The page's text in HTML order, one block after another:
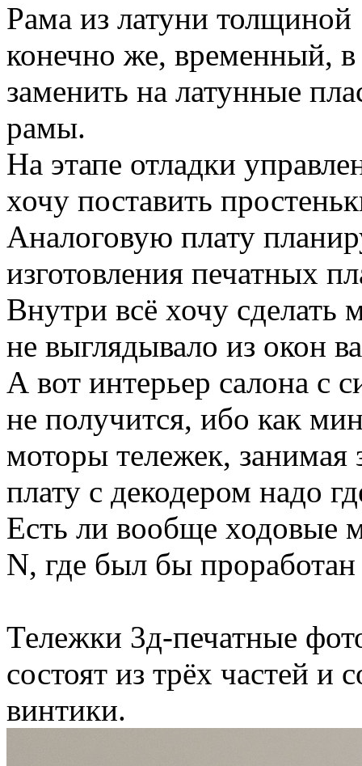
Рама из латуни толщиной
конечно же, временный,
заменить на латунные
рамы.
На этапе отладки
хочу поставить
Аналоговую плату
изготовления печатных
Внутри всё хочу сделать
не выглядывало из окон
А вот интерьер салона с
не получится, ибо как
моторы тележек, занимая
плату с декодером надо
Есть ли вообще ходовые
N, где был бы проработан
Тележки 3д-печатные
состоят из трёх частей и
винтики.